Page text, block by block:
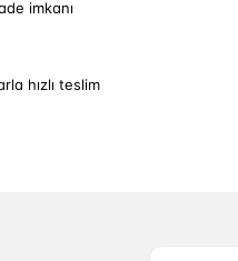
imkanı
hızlı teslim